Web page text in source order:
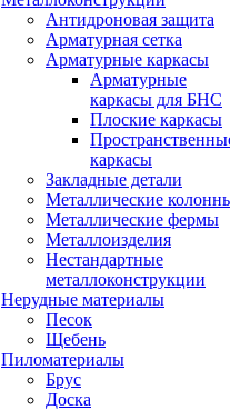
Антидроновая защита
Арматурная сетка
Арматурные каркасы
Арматурные
каркасы для БНС
Плоские каркасы
каркасы
Закладные детали
Металлические
Металлические фермы
Металлоизделия
Нестандартные
металлоконструкции
Нерудные материалы
Песок
Щебень
Пиломатериалы
Брус
Доска